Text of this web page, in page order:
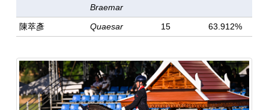
Braemar
陳萃彥 Quaesar 15 63.912%